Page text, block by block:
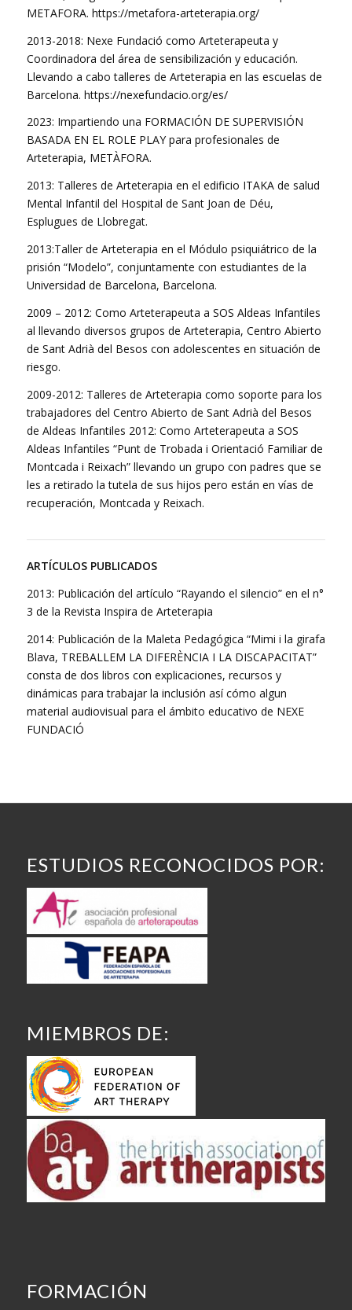
METAFORA. https://metafora-arteterapia.org/
2013-2018: Nexe Fundació como Arteterapeuta y
Coordinadora del área de sensibilización y educación.
Llevando a cabo talleres de Arteterapia en las escuelas de
Barcelona. https://nexefundacio.org/es/
2023: Impartiendo una FORMACIÓN DE SUPERVISIÓN
BASADA EN EL ROLE PLAY para profesionales de
Arteterapia, METÀFORA.
2013: Talleres de Arteterapia en el edificio ITAKA de salud
Mental Infantil del Hospital de Sant Joan de Déu,
Esplugues de Llobregat.
2013:Taller de Arteterapia en el Módulo psiquiátrico de la
prisión “Modelo”, conjuntamente con estudiantes de la
Universidad de Barcelona, Barcelona.
2009 – 2012: Como Arteterapeuta a SOS Aldeas Infantiles
al llevando diversos grupos de Arteterapia, Centro Abierto
de Sant Adrià del Besos con adolescentes en situación de
riesgo.
2009-2012: Talleres de Arteterapia como soporte para los
trabajadores del Centro Abierto de Sant Adrià del Besos
de Aldeas Infantiles 2012: Como Arteterapeuta a SOS
Aldeas Infantiles “Punt de Trobada i Orientació Familiar de
Montcada i Reixach” llevando un grupo con padres que se
les a retirado la tutela de sus hijos pero están en vías de
recuperación, Montcada y Reixach.
ARTÍCULOS PUBLICADOS
2013: Publicación del artículo “Rayando el silencio” en el n°
3 de la Revista Inspira de Arteterapia
2014: Publicación de la Maleta Pedagógica “Mimi i la girafa
Blava, TREBALLEM LA DIFERÈNCIA I LA DISCAPACITAT”
consta de dos libros con explicaciones, recursos y
dinámicas para trabajar la inclusión así cómo algun
material audiovisual para el ámbito educativo de NEXE
FUNDACIÓ
ESTUDIOS RECONOCIDOS POR:
MIEMBROS DE:
FORMACIÓN